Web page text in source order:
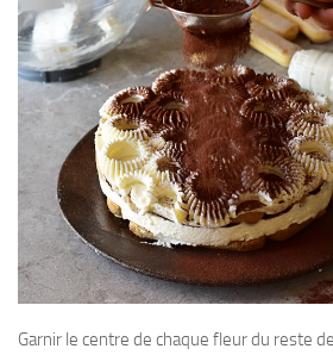
Garnir le centre de chaque fleur du reste